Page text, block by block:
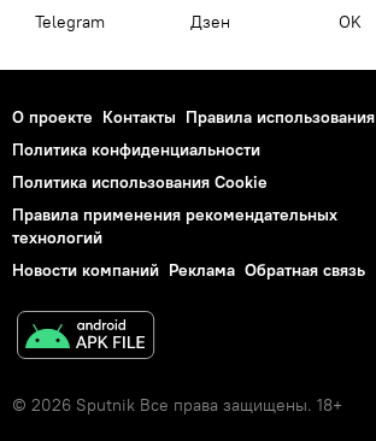
Telegram Дзен OK
О проекте Контакты Правила использования
Политика конфиденциальности
Политика использования Cookie
Правила применения рекомендательных
технологий
Новости компаний Реклама Обратная связь
© 2026 Sputnik Все права защищены. 18+